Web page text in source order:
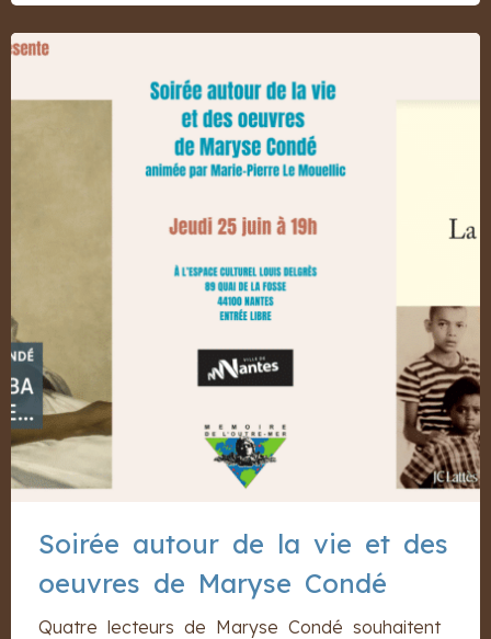
Soirée autour de la vie et des
oeuvres de Maryse Condé
Quatre lecteurs de Maryse Condé souhaitent